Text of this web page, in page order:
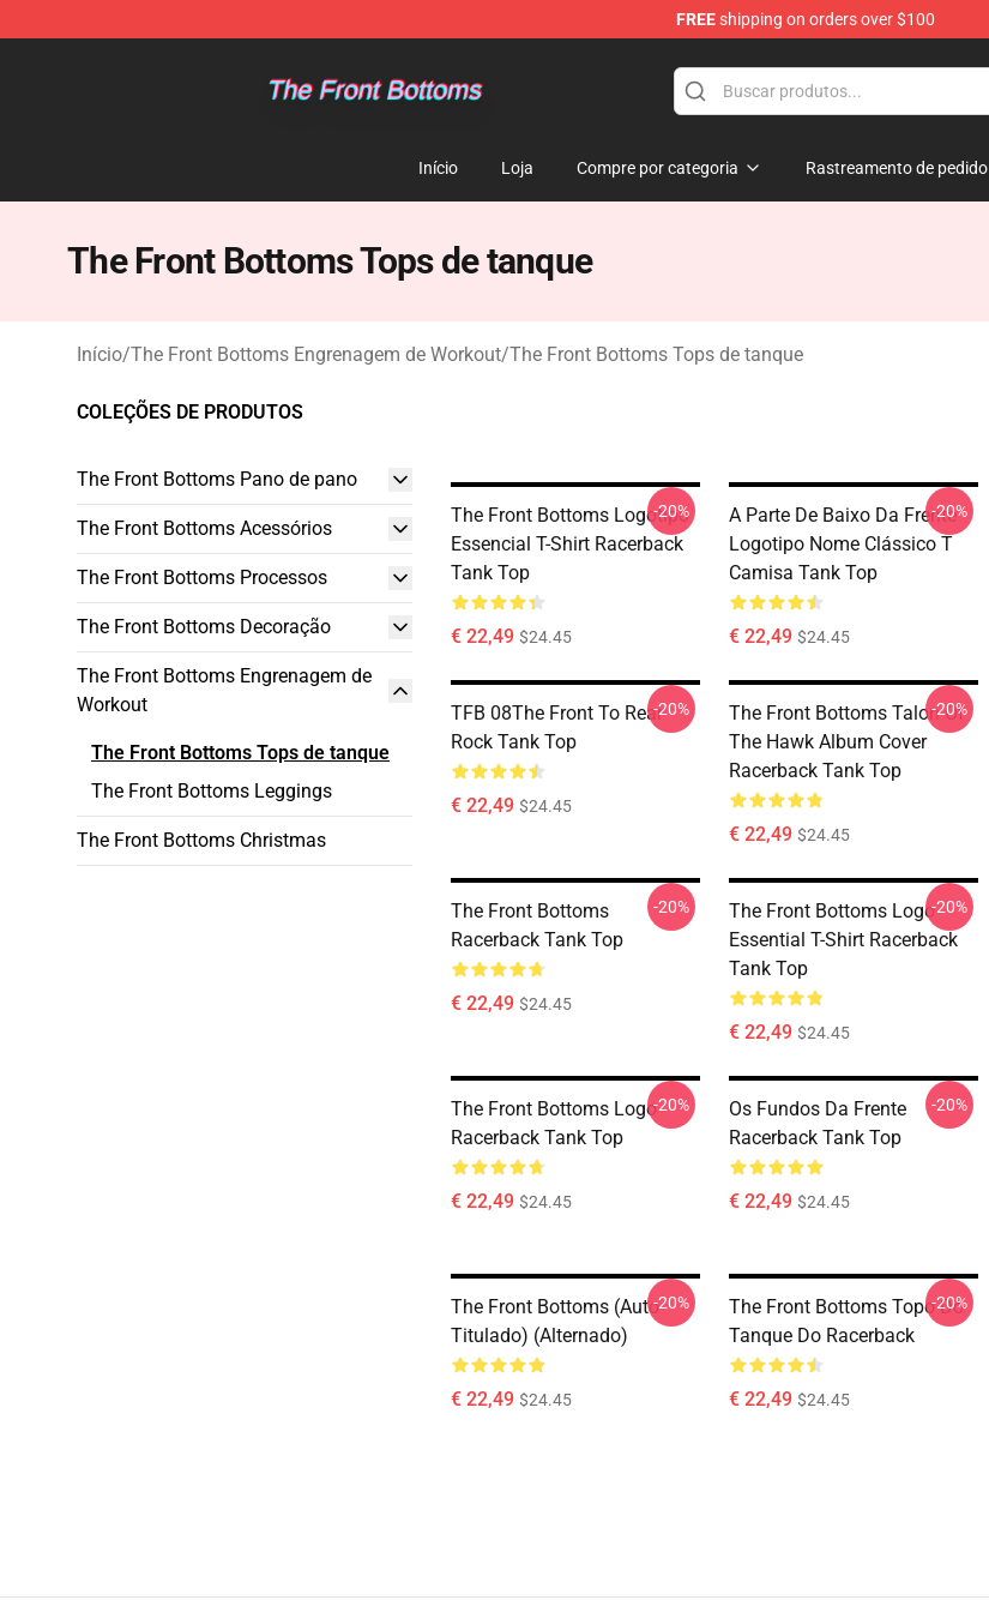
FREEshipping on orders over $100
Início Loja Compre por categoria Rastreamento de pedido
The Front Bottoms Tops de tanque
Início/The Front Bottoms Engrenagem de Workout/The Front Bottoms Tops de tanque
COLEÇÕES DE PRODUTOS
The Front Bottoms Pano de pano
The Front Bottoms Acessórios
The Front Bottoms Processos
The Front Bottoms Decoração
The Front Bottoms Engrenagem de
Workout
The Front Bottoms Tops de tanque
The Front Bottoms Leggings
The Front Bottoms Christmas
The Front Bottoms Logotipo
Essencial T-Shirt Racerback
Tank Top
€ 22,49 $24.45
-20%
A Parte De Baixo Da Frente
Logotipo Nome Clássico T
Camisa Tank Top
€ 22,49 $24.45
-20%
TFB 08The Front To Rear
Rock Tank Top
€ 22,49 $24.45
-20%
The Front Bottoms Talon Of
The Hawk Album Cover
Racerback Tank Top
€ 22,49 $24.45
-20%
The Front Bottoms
Racerback Tank Top
€ 22,49 $24.45
-20%
The Front Bottoms Logo
Essential T-Shirt Racerback
Tank Top
€ 22,49 $24.45
-20%
The Front Bottoms Logo
Racerback Tank Top
€ 22,49 $24.45
-20%
Os Fundos Da Frente
Racerback Tank Top
€ 22,49 $24.45
-20%
The Front Bottoms (Auto-
Titulado) (Alternado)
€ 22,49 $24.45
-20%
The Front Bottoms Topo Do
Tanque Do Racerback
€ 22,49 $24.45
-20%